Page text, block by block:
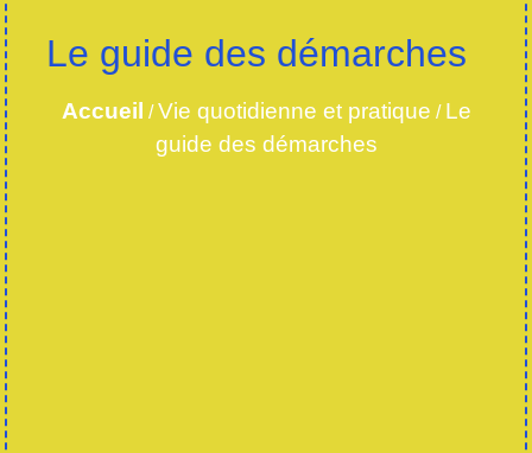
Le guide des démarches
Accueil /Vie quotidienne et pratique / Le
guide des démarches